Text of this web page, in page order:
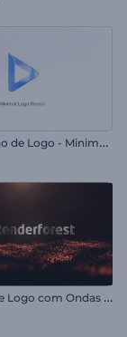
A
presentação de Logo - Minimalista
R
evelação de Logo com Ondas de Partículas